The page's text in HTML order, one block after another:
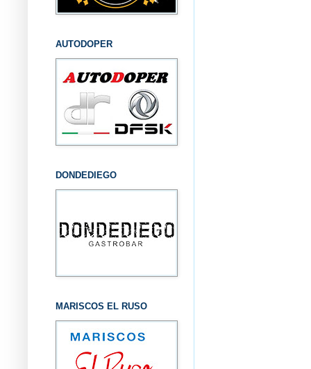
AUTODOPER
DONDEDIEGO
MARISCOS EL RUSO